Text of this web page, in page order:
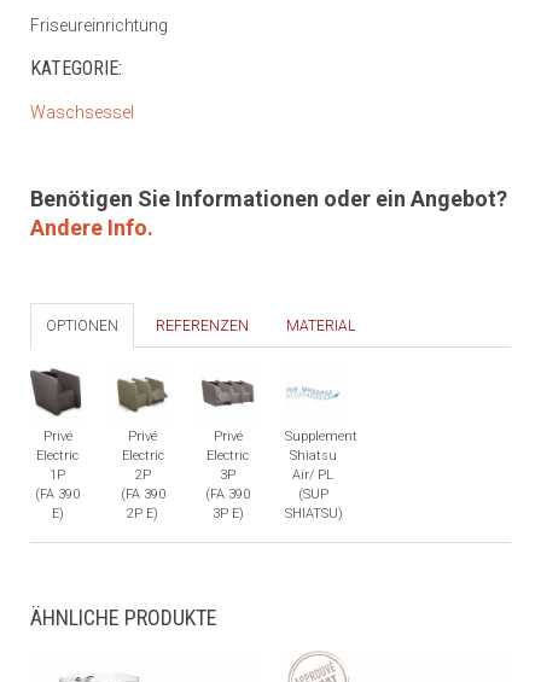
Friseureinrichtung
KATEGORIE:
Waschsessel
Benötigen Sie Informationen oder ein Angebot?
Andere Info.
OPTIONEN REFERENZEN MATERIAL
Privé
Electric
1P
(FA 390
E)
Privé
Electric
2P
(FA 390
2P E)
Privé
Electric
3P
(FA 390
3P E)
Supplement
Shiatsu
Air/ PL
(SUP
SHIATSU)
ÄHNLICHE PRODUKTE